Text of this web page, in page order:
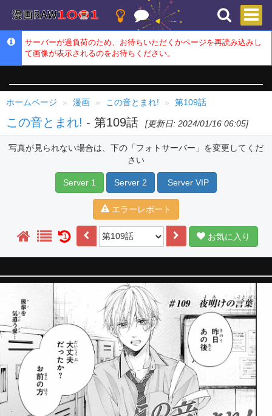
サーバーが過負荷のため、お待ちいただくかページを再読み込みし
て画像が表示されるのをお待ちください。
ホームページ 漫画 この音とまれ! 第109話
この音とまれ! - 第109話 [更新日: 2024/01/16 06:05]
写真が見られない場合は、下の「フォトサーバー」を変更してくだ
さい
Server 1 Server 2 Server VIP
エラーレポート
1 お気に入り